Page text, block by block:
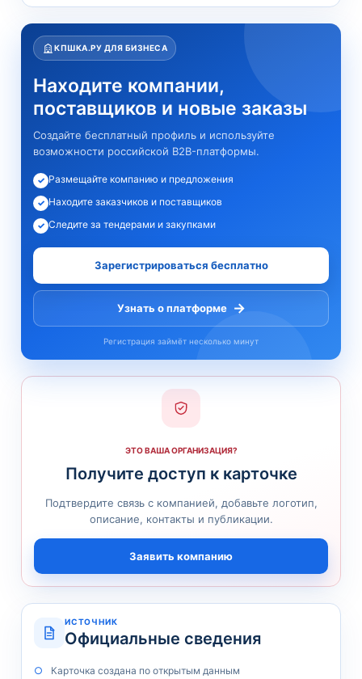
КПШКА.РУ ДЛЯ БИЗНЕСА
Находите компании,
поставщиков и новые заказы
Создайте бесплатный профиль и используйте
возможности российской B2B-платформы.
✓ Размещайте компанию и предложения
✓ Находите заказчиков и поставщиков
✓ Следите за тендерами и закупками
Зарегистрироваться бесплатно
Узнать о платформе →
Регистрация займёт несколько минут
ЭТО ВАША ОРГАНИЗАЦИЯ?
Получите доступ к карточке
Подтвердите связь с компанией, добавьте логотип,
описание, контакты и публикации.
Заявить компанию
ИСТОЧНИК
Официальные сведения
Карточка создана по открытым данным